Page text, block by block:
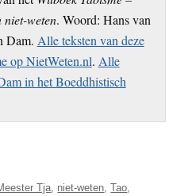
niet-weten. Woord: Hans van
Dam. Alle teksten van deze
op NietWeten.nl. Alle
in het Boeddhistisch
Tja, niet-weten,Tao,